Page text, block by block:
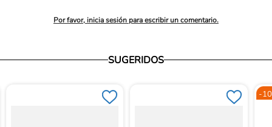
Por favor, inicia sesión para escribir un comentario.
SUGERIDOS
-